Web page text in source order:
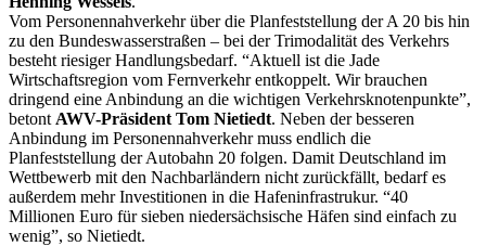
Vom Personennahverkehr über die Planfeststellung der A 20 bis hin
zu den Bundeswasserstraßen – bei der Trimodalität des Verkehrs
besteht riesiger Handlungsbedarf. “Aktuell ist die Jade
Wirtschaftsregion vom Fernverkehr entkoppelt. Wir brauchen
dringend eine Anbindung an die wichtigen Verkehrsknotenpunkte”,
betont AWV-Präsident Tom Nietiedt. Neben der besseren
Anbindung im Personennahverkehr muss endlich die
Planfeststellung der Autobahn 20 folgen. Damit Deutschland im
Wettbewerb mit den Nachbarländern nicht zurückfällt, bedarf es
außerdem mehr Investitionen in die Hafeninfrastrukur. “40
Millionen Euro für sieben niedersächsische Häfen sind einfach zu
wenig”, so Nietiedt.